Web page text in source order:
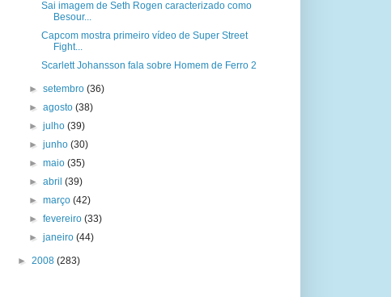
Sai imagem de Seth Rogen caracterizado como
Besour...
Capcom mostra primeiro vídeo de Super Street
Fight...
Scarlett Johansson fala sobre Homem de Ferro 2
►setembro(36)
►agosto(38)
►julho(39)
►junho(30)
►maio(35)
►abril(39)
►março(42)
►fevereiro(33)
►janeiro(44)
► 2008 (283)